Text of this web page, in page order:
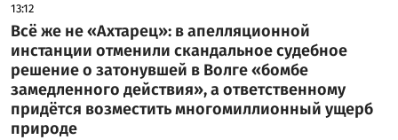
13:12
Всё же не «Ахтарец»: в апелляционной
инстанции отменили скандальное судебное
решение о затонувшей в Волге «бомбе
замедленного действия», а ответственному
придётся возместить многомиллионный ущерб
природе